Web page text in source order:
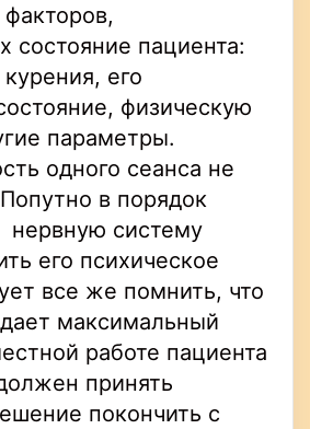
состояние пациента:
его
физическую
параметры.
одного сеанса не
в порядок
систему
его психическое
все же помнить, что
максимальный
работе пациента
принять
покончить с